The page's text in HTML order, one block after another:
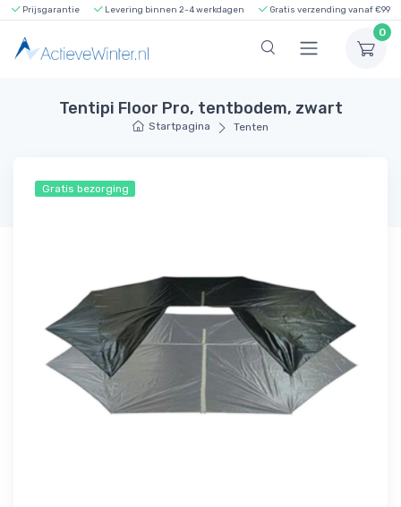
Prijsgarantie Levering binnen 2-4 werkdagen Gratis verzending vanaf €99
0
Tentipi Floor Pro, tentbodem, zwart
Startpagina Tenten
Gratis bezorging